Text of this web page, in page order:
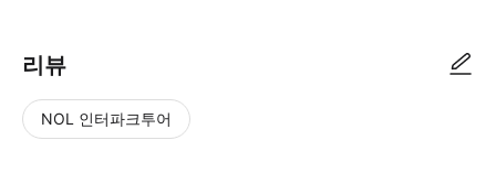
리뷰
NOL 인터파크투어